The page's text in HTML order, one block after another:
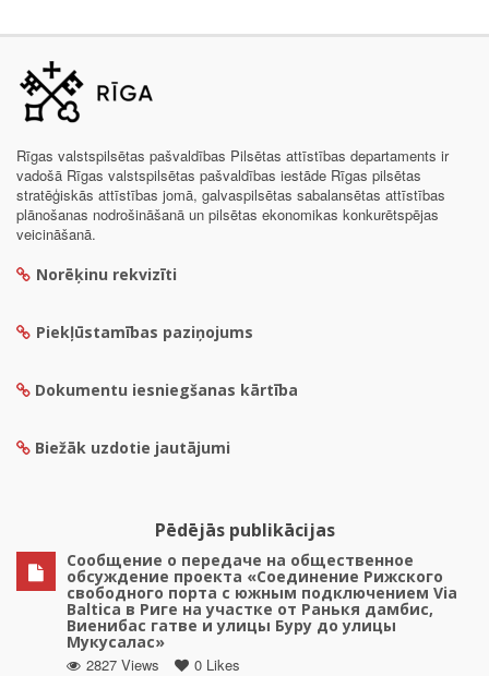
Rīgas valstspilsētas pašvaldības Pilsētas attīstības departaments ir
vadošā Rīgas valstspilsētas pašvaldības iestāde Rīgas pilsētas
stratēģiskās attīstības jomā, galvaspilsētas sabalansētas attīstības
plānošanas nodrošināšanā un pilsētas ekonomikas konkurētspējas
veicināšanā.
Norēķinu rekvizīti
Piekļūstamības paziņojums
Dokumentu iesniegšanas kārtība
Biežāk uzdotie jautājumi
Pēdējās publikācijas
Сообщение о передаче на общественное
обсуждение проекта «Соединение Рижского
свободного порта с южным подключением Via
Baltica в Риге на участке от Ранькя дамбис,
Виенибас гатве и улицы Буру до улицы
Мукусалас»
2827 Views
0 Likes